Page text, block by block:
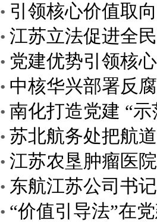
• 引领核心价值取
• 江苏立法促进全
• 党建优势引领核
• 中核华兴部署反
• 南化打造党建 “示
• 苏北航务处把航
• 江苏农垦肿瘤医
• 东航江苏公司书
• “价值引导法”在